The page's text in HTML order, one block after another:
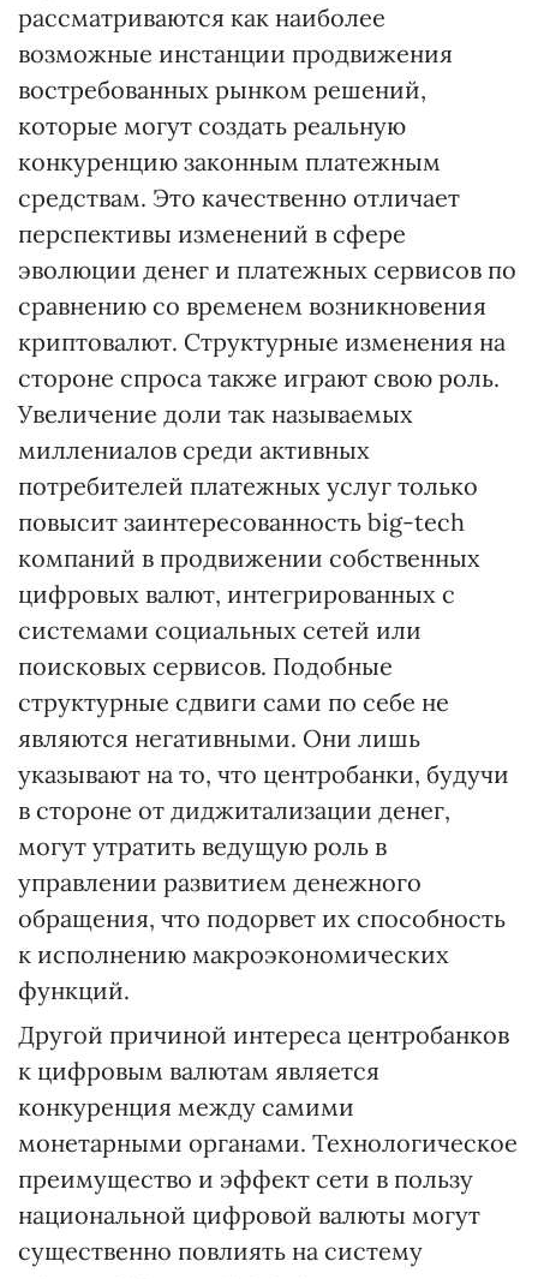
рассматриваются как наиболее
возможные инстанции продвижения
востребованных рынком решений,
которые могут создать реальную
конкуренцию законным платежным
средствам. Это качественно отличает
перспективы изменений в сфере
эволюции денег и платежных сервисов по
сравнению со временем возникновения
криптовалют. Структурные изменения на
стороне спроса также играют свою роль.
Увеличение доли так называемых
миллениалов среди активных
потребителей платежных услуг только
повысит заинтересованность big-tech
компаний в продвижении собственных
цифровых валют, интегрированных с
системами социальных сетей или
поисковых сервисов. Подобные
структурные сдвиги сами по себе не
являются негативными. Они лишь
указывают на то, что центробанки, будучи
в стороне от диджитализации денег,
могут утратить ведущую роль в
управлении развитием денежного
обращения, что подорвет их способность
к исполнению макроэкономических
функций.
Другой причиной интереса центробанков
к цифровым валютам является
конкуренция между самими
монетарными органами. Технологическое
преимущество и эффект сети в пользу
национальной цифровой валюты могут
существенно повлиять на систему